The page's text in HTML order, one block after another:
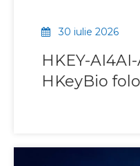
30 iulie 2026
HKEY-
HKeyBio